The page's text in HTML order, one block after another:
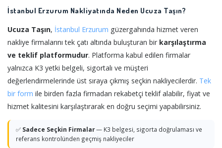
İstanbul Erzurum Nakliyatında Neden Ucuza Taşın?
Ucuza Taşın, İstanbul Erzurum güzergahında hizmet veren
nakliye firmalarını tek çatı altında buluşturan bir karşılaştırma
ve teklif platformudur. Platforma kabul edilen firmalar
yalnızca K3 yetki belgeli, sigortalı ve müşteri
değerlendirmelerinde üst sıraya çıkmış seçkin nakliyecilerdir. Tek
bir form ile birden fazla firmadan rekabetçi teklif alabilir, fiyat ve
hizmet kalitesini karşılaştırarak en doğru seçimi yapabilirsiniz.
✅ Sadece Seçkin Firmalar— K3 belgesi, sigorta doğrulaması ve
referans kontrolünden geçmiş nakliyeciler